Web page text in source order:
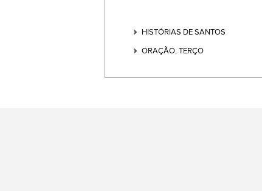
HISTÓRIAS DE SANTOS
ORAÇÃO, TERÇO